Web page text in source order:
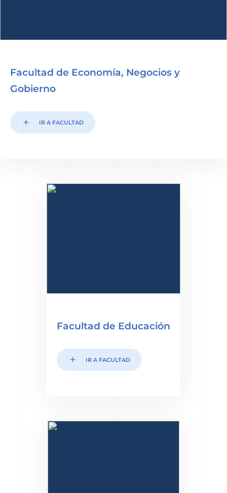
Facultad de Economía, Negocios y
Gobierno
add IR A FACULTAD
Facultad de Educación
add IR A FACULTAD